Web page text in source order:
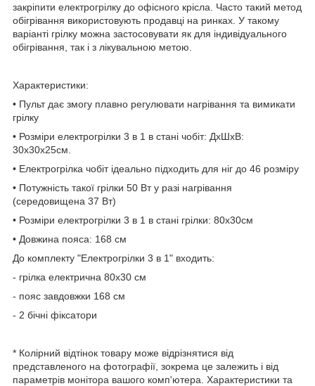
закріпити електрогрілку до офісного крісла. Часто такий метод
обігрівання використовують продавці на ринках. У такому
варіанті грілку можна застосовувати як для індивідуального
обігрівання, так і з лікувальною метою.
Характеристики:
• Пульт дає змогу плавно регулювати нагрівання та вимикати
грілку
• Розміри електрогрілки 3 в 1 в стані чобіт: ДхШхВ:
30х30х25см.
• Електрогрілка чобіт ідеально підходить для ніг до 46 розміру
• Потужність такої грілки 50 Вт у разі нагрівання
(середовищена 37 Вт)
• Розміри електрогрілки 3 в 1 в стані грілки: 80х30см
• Довжина пояса: 168 см
До комплекту "Електрогрілки 3 в 1" входить:
- грілка електрична 80х30 см
- пояс завдовжки 168 см
- 2 бічні фіксатори
* Колірний відтінок товару може відрізнятися від
представленого на фотографії, зокрема це залежить і від
параметрів монітора вашого комп'ютера. Характеристики та